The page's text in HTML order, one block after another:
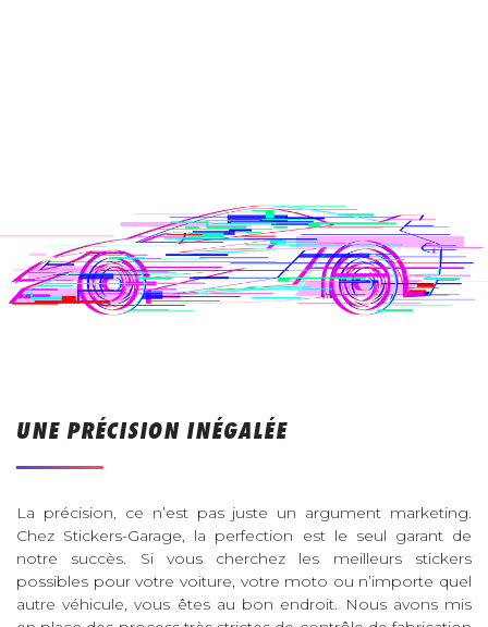
UNE PRÉCISION INÉGALÉE
La précision, ce n’est pas juste un argument marketing.
Chez Stickers-Garage, la perfection est le seul garant de
notre succès. Si vous cherchez les meilleurs stickers
possibles pour votre voiture, votre moto ou n’importe quel
autre véhicule, vous êtes au bon endroit. Nous avons mis